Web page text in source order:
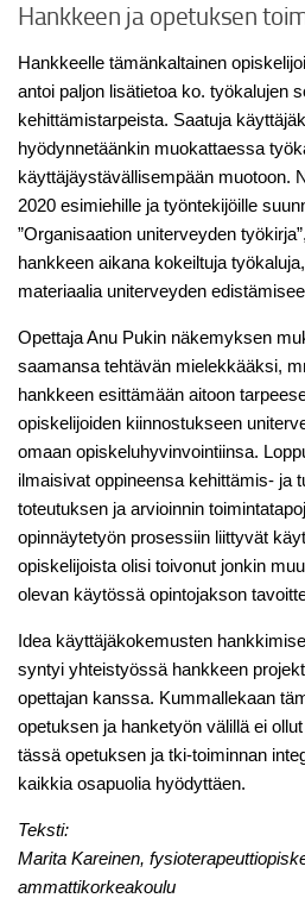
Hankkeen ja opetuksen
Hankkeelle tämänkaltainen
antoi paljon lisätietoa ko. työkalujen
kehittämistarpeista. Saatuja
hyödynnetäänkin muokattaessa
käyttäjäystävällisempään muotoon.
2020 esimiehille ja työntekijöille
”Organisaation uniterveyden
hankkeen aikana kokeiltuja
materiaalia uniterveyden
Opettaja Anu Pukin näkemyksen
saamansa tehtävän mielekkääksi,
hankkeen esittämään aitoon
opiskelijoiden kiinnostukseen
omaan opiskeluhyvinvointiinsa.
ilmaisivat oppineensa kehittämis- ja
toteutuksen ja arvioinnin
opinnäytetyön prosessiin liittyvät
opiskelijoista olisi toivonut jonkin
olevan käytössä opintojakson
Idea käyttäjäkokemusten
syntyi yhteistyössä hankkeen
opettajan kanssa. Kummallekaan
opetuksen ja hanketyön välillä ei
tässä opetuksen ja tki-toiminnan
kaikkia osapuolia hyödyttäen.
Teksti:
Marita Kareinen,
ammattikorkeakoulu